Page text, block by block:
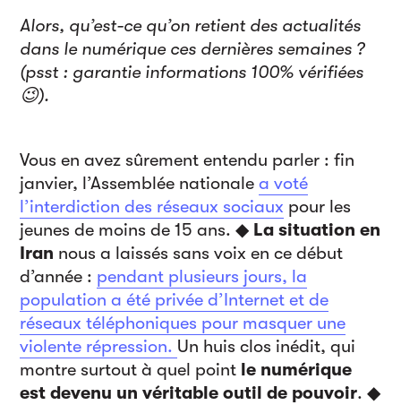
Alors, qu’est-ce qu’on retient des actualités
dans le numérique ces dernières semaines ?
(psst : garantie informations 100% vérifiées
😉).
Vous en avez sûrement entendu parler : fin
janvier, l’Assemblée nationalea voté
l’interdiction des réseaux sociaux pour les
jeunes de moins de 15 ans. ◆ La situation en
Iran nous a laissés sans voix en ce début
d’année : pendant plusieurs jours, la
population a été privée d’Internet et de
réseaux téléphoniques pour masquer une
violente répression. Un huis clos inédit, qui
montre surtout à quel point le numérique
est devenu un véritable outil de pouvoir. ◆